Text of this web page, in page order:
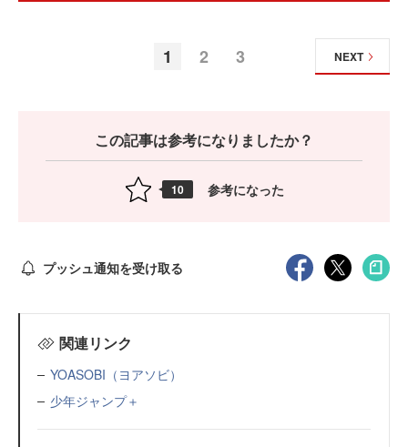
1 2 3 NEXT
この記事は参考になりましたか？
10 参考になった
プッシュ通知を受け取る
関連リンク
YOASOBI（ヨアソビ）
少年ジャンプ＋